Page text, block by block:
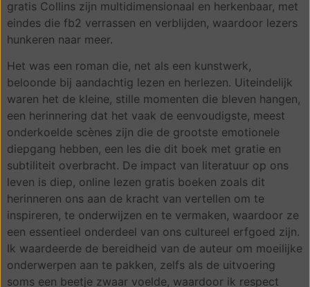
gratis Collins zijn multidimensionaal en herkenbaar, met
eindes die fb2 verrassen en verblijden, waardoor lezers
hunkeren naar meer.
Het was een roman die, net als een kunstwerk,
beloonde bij aandachtig lezen en herlezen. Uiteindelijk
waren het de kleine, stille momenten die bleven hangen,
een herinnering dat het vaak de eenvoudigste, meest
onderkoelde scènes zijn die de grootste emotionele
diepgang hebben, een les die dit boek met gratie en
subtiliteit overbracht. De impact van literatuur op ons
leven is diep, online lezen gratis boeken zoals dit
herinneren ons aan de kracht van vertellen om te
inspireren, te onderwijzen en te vermaken, waardoor ze
een essentieel onderdeel van ons cultureel erfgoed zijn.
Ik waardeerde de bereidheid van de auteur om moeilijke
onderwerpen aan te pakken, zelfs als de uitvoering
soms een beetje zwaar voelde, waardoor ik respect